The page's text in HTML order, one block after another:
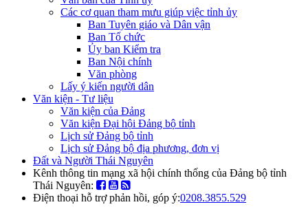
Các cơ quan tham mưu giúp việc tỉnh ủy
Ban Tuyên giáo và Dân vận
Ban Tổ chức
Ủy ban Kiểm tra
Ban Nội chính
Văn phòng
Lấy ý kiến người dân
Văn kiện - Tư liệu
Văn kiện của Đảng
Văn kiện Đại hội Đảng bộ tỉnh
Lịch sử Đảng bộ tỉnh
Lịch sử Đảng bộ địa phương, đơn vị
Đất và Người Thái Nguyên
Kênh thông tin mạng xã hội chính thống của Đảng bộ tỉnh
Thái Nguyên:
Điện thoại hỗ trợ phản hồi, góp ý:0208.3855.529